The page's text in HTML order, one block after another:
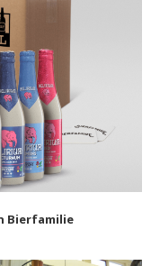
Bierfamilie